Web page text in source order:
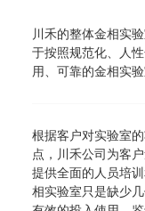
川禾的整体金相实
于按照规范化、人
用、可靠的金相实
根据客户对实验室
点，川禾公司为客
提供全面的人员培
相实验室只是缺少